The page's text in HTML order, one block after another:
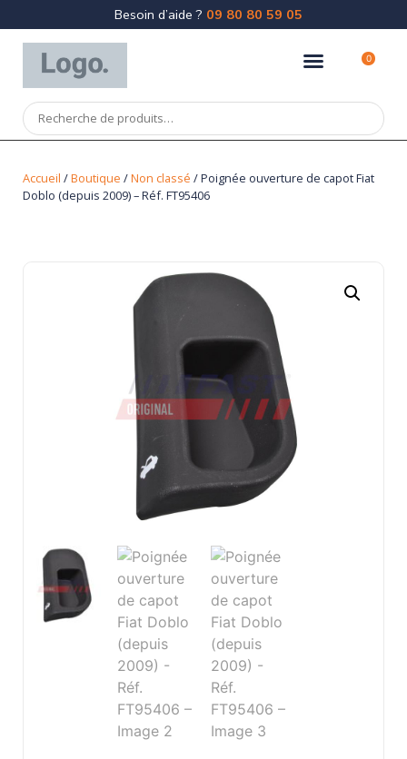
Besoin d’aide ? 09 80 80 59 05
0
Accueil /Boutique /Non classé / Poignée ouverture de capot Fiat
Doblo (depuis 2009) – Réf. FT95406